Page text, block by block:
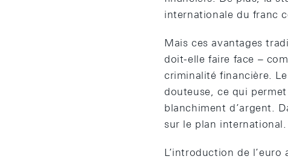
internationale du franc
Mais ces avantages
doit-elle faire face –
criminalité financière.
douteuse, ce qui
blanchiment d’argent.
sur le plan international.
L’introduction de